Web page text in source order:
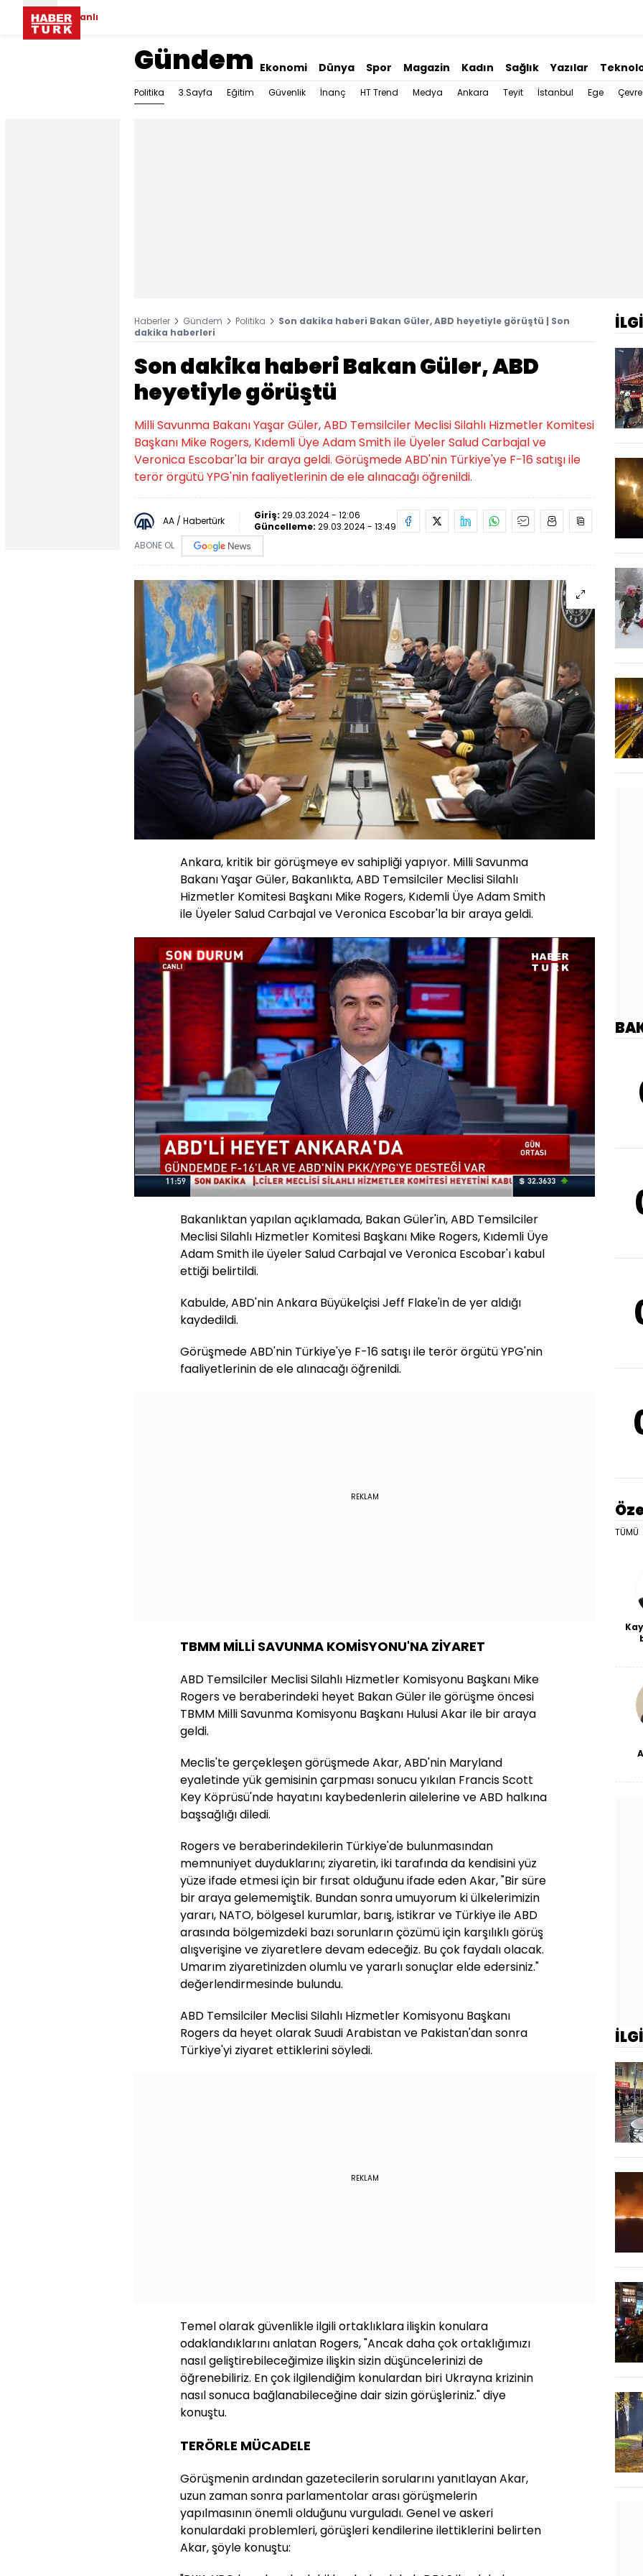
Canlı
Gündem Ekonomi Dünya Spor Magazin Kadın Sağlık Yazılar
Politika 3.Sayfa Eğitim Güvenlik İnanç HT Trend Medya Ankara Teyit İstanbul Ege Çevre
Haberler Gündem Politika
Son dakika haberi Bakan Güler, ABD heyetiyle görüştü | Son
dakika haberleri
Son dakika haberi Bakan Güler, ABD
heyetiyle görüştü
Milli Savunma Bakanı Yaşar Güler, ABD Temsilciler Meclisi Silahlı Hizmetler Komitesi
Başkanı Mike Rogers, Kıdemli Üye Adam Smith ile Üyeler Salud Carbajal ve
Veronica Escobar'la bir araya geldi. Görüşmede ABD'nin Türkiye'ye F-16 satışı ile
terör örgütü YPG'nin faaliyetlerinin de ele alınacağı öğrenildi.
AA / Habertürk Giriş: 29.03.2024 - 12:06
Güncelleme: 29.03.2024 - 13:49
ABONE OL
Ankara, kritik bir görüşmeye ev sahipliği yapıyor. Milli Savunma
Bakanı Yaşar Güler, Bakanlıkta, ABD Temsilciler Meclisi Silahlı
Hizmetler Komitesi Başkanı Mike Rogers, Kıdemli Üye Adam Smith
ile Üyeler Salud Carbajal ve Veronica Escobar'la bir araya geldi.
Sesi
Yüklendi:
24.10%
Oynatma
Bakanlıktan yapılan açıklamada, Bakan Güler'in, ABD Temsilciler
Meclisi Silahlı Hizmetler Komitesi Başkanı Mike Rogers, Kıdemli Üye
Adam Smith ile üyeler Salud Carbajal ve Veronica Escobar'ı kabul
ettiği belirtildi.
Kabulde, ABD'nin Ankara Büyükelçisi Jeff Flake'in de yer aldığı
kaydedildi.
Görüşmede ABD'nin Türkiye'ye F-16 satışı ile terör örgütü YPG'nin
faaliyetlerinin de ele alınacağı öğrenildi.
REKLAM
TBMM MİLLİ SAVUNMA KOMİSYONU'NA ZİYARET
ABD Temsilciler Meclisi Silahlı Hizmetler Komisyonu Başkanı Mike
Rogers ve beraberindeki heyet Bakan Güler ile görüşme öncesi
TBMM Milli Savunma Komisyonu Başkanı Hulusi Akar ile bir araya
geldi.
Meclis'te gerçekleşen görüşmede Akar, ABD'nin Maryland
eyaletinde yük gemisinin çarpması sonucu yıkılan Francis Scott
Key Köprüsü'nde hayatını kaybedenlerin ailelerine ve ABD halkına
başsağlığı diledi.
Rogers ve beraberindekilerin Türkiye'de bulunmasından
memnuniyet duyduklarını; ziyaretin, iki tarafında da kendisini yüz
yüze ifade etmesi için bir fırsat olduğunu ifade eden Akar, "Bir süre
bir araya gelememiştik. Bundan sonra umuyorum ki ülkelerimizin
yararı, NATO, bölgesel kurumlar, barış, istikrar ve Türkiye ile ABD
arasında bölgemizdeki bazı sorunların çözümü için karşılıklı görüş
alışverişine ve ziyaretlere devam edeceğiz. Bu çok faydalı olacak.
Umarım ziyaretinizden olumlu ve yararlı sonuçlar elde edersiniz."
değerlendirmesinde bulundu.
ABD Temsilciler Meclisi Silahlı Hizmetler Komisyonu Başkanı
Rogers da heyet olarak Suudi Arabistan ve Pakistan'dan sonra
Türkiye'yi ziyaret ettiklerini söyledi.
REKLAM
Temel olarak güvenlikle ilgili ortaklıklara ilişkin konulara
odaklandıklarını anlatan Rogers, "Ancak daha çok ortaklığımızı
nasıl geliştirebileceğimize ilişkin sizin düşüncelerinizi de
öğrenebiliriz. En çok ilgilendiğim konulardan biri Ukrayna krizinin
nasıl sonuca bağlanabileceğine dair sizin görüşleriniz." diye
konuştu.
TERÖRLE MÜCADELE
Görüşmenin ardından gazetecilerin sorularını yanıtlayan Akar,
uzun zaman sonra parlamentolar arası görüşmelerin
yapılmasının önemli olduğunu vurguladı. Genel ve askeri
konulardaki problemleri, görüşleri kendilerine ilettiklerini belirten
Akar, şöyle konuştu:
TÜMÜ